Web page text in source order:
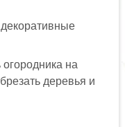
на
деревья и